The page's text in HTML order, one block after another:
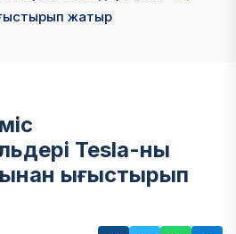
жатыр
Tesla-ны
ығыстырып